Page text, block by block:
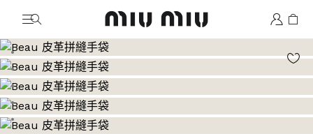
MiuMiu logo
前往圖片 1
前往圖片 2
前往圖片 3
前往圖片 4
前往圖片 5
前往圖片 6